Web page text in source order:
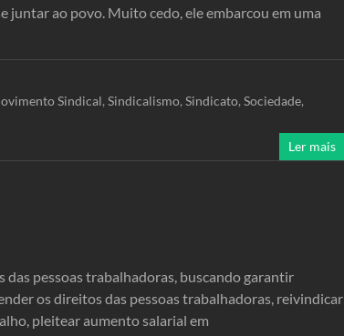
juntar ao povo. Muito cedo, ele embarcou em uma
Sindical, Sindicalismo, Sindicato, Sociedade,
Ler mais
das pessoas trabalhadoras, buscando garantir
os direitos das pessoas trabalhadoras, reivindicar
pleitear aumento salarial em